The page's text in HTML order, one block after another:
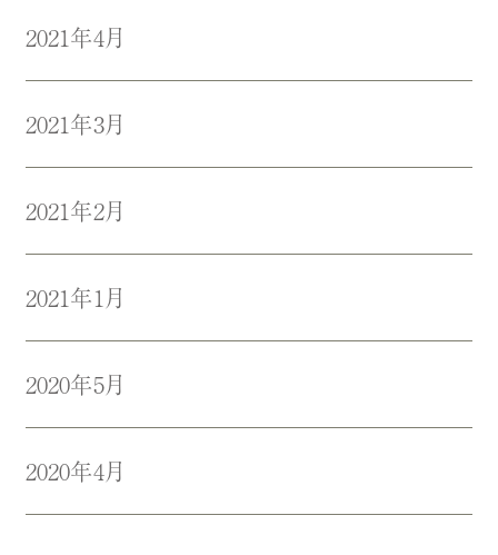
2021年4月
2021年3月
2021年2月
2021年1月
2020年5月
2020年4月